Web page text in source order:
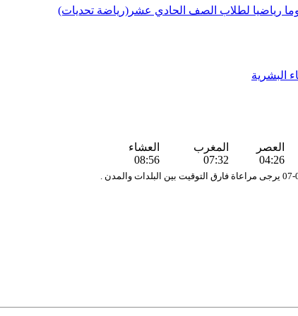
رياضيا لطلاب الصف الحادي عشر(رياضة تحديات)
البشرية
العصر
04:26
المغرب
07:32
العشاء
08:56